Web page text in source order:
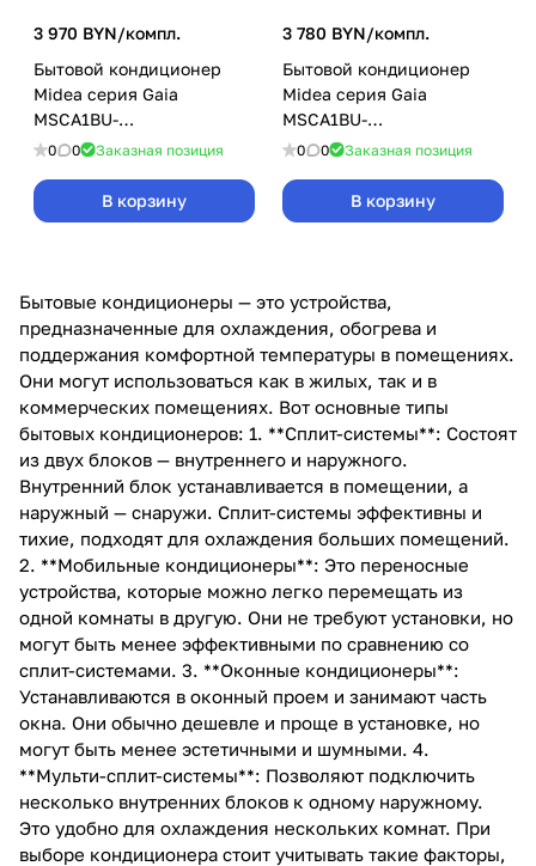
3 970 BYN/компл.
Бытовой кондиционер
Midea серия Gaia
MSCA1BU-
12HRFN8/MOX230-
0 0 Заказная позиция
В корзину
3 780 BYN/компл.
Бытовой кондиционер
Midea серия Gaia
MSCA1BU-
09HRFN8/MOX230-
0 0 Заказная позиция
В корзину
Бытовые кондиционеры — это устройства,
предназначенные для охлаждения, обогрева и
поддержания комфортной температуры в помещениях.
Они могут использоваться как в жилых, так и в
коммерческих помещениях. Вот основные типы
бытовых кондиционеров: 1. **Сплит-системы**: Состоят
из двух блоков — внутреннего и наружного.
Внутренний блок устанавливается в помещении, а
наружный — снаружи. Сплит-системы эффективны и
тихие, подходят для охлаждения больших помещений.
2. **Мобильные кондиционеры**: Это переносные
устройства, которые можно легко перемещать из
одной комнаты в другую. Они не требуют установки, но
могут быть менее эффективными по сравнению со
сплит-системами. 3. **Оконные кондиционеры**:
Устанавливаются в оконный проем и занимают часть
окна. Они обычно дешевле и проще в установке, но
могут быть менее эстетичными и шумными. 4.
**Мульти-сплит-системы**: Позволяют подключить
несколько внутренних блоков к одному наружному.
Это удобно для охлаждения нескольких комнат. При
выборе кондиционера стоит учитывать такие факторы,